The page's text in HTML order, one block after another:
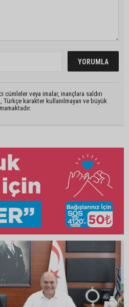
veya imalar, inançlara saldırı
Türkçe karakter kullanılmayan ve büyük